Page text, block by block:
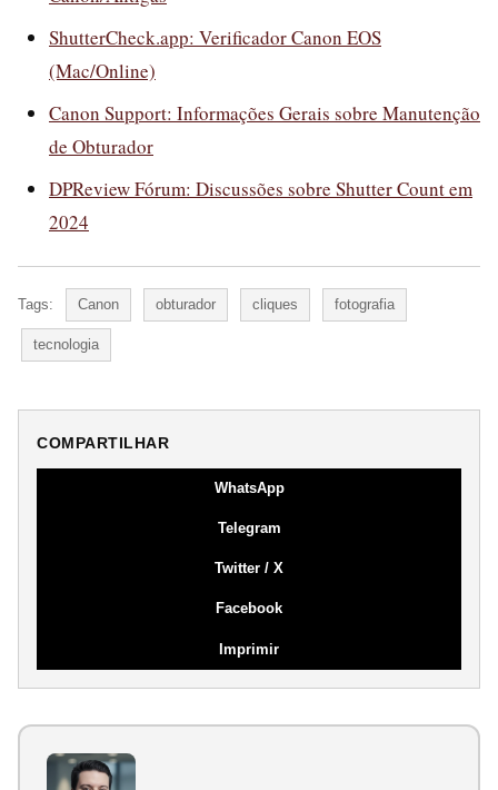
ShutterCheck.app: Verificador Canon EOS
(Mac/Online)
Canon Support: Informações Gerais sobre Manutenção
de Obturador
DPReview Fórum: Discussões sobre Shutter Count em
2024
Tags: Canon obturador cliques fotografia
tecnologia
COMPARTILHAR
WhatsApp
Telegram
Twitter / X
Facebook
Imprimir